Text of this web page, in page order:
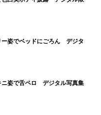
ー姿でベッドにごろん デジタ
ニ姿で舌ペロ デジタル写真集